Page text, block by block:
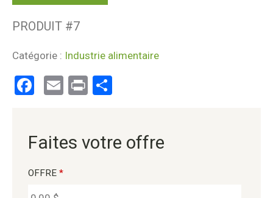
PRODUIT #7
Catégorie : Industrie alimentaire
Facebook
EmailPrint
Faites votre offre
OFFRE *